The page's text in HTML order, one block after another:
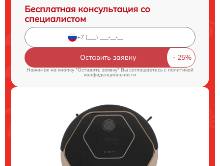
Бесплатная консультация со
специалистом
Оставить заявку
Нажимая на кнопку "Оставить заявку" Вы соглашаетесь cполитикой
конфиденциальности